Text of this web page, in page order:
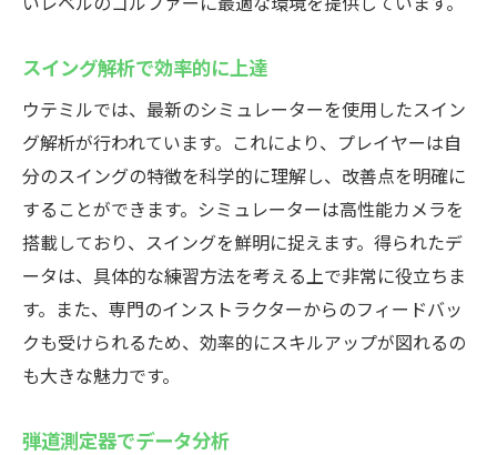
スイング解析で効率的に上達
ウテミルでは、最新のシミュレーターを使用したスイン
グ解析が行われています。これにより、プレイヤーは自
分のスイングの特徴を科学的に理解し、改善点を明確に
することができます。シミュレーターは高性能カメラを
搭載しており、スイングを鮮明に捉えます。得られたデ
ータは、具体的な練習方法を考える上で非常に役立ちま
す。また、専門のインストラクターからのフィードバッ
クも受けられるため、効率的にスキルアップが図れるの
も大きな魅力です。
弾道測定器でデータ分析